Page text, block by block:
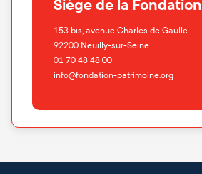
Siège de la Fondation
153 bis, avenue Charles de Gaulle
92200 Neuilly-sur-Seine
01 70 48 48 00
info@fondation-patrimoine.org